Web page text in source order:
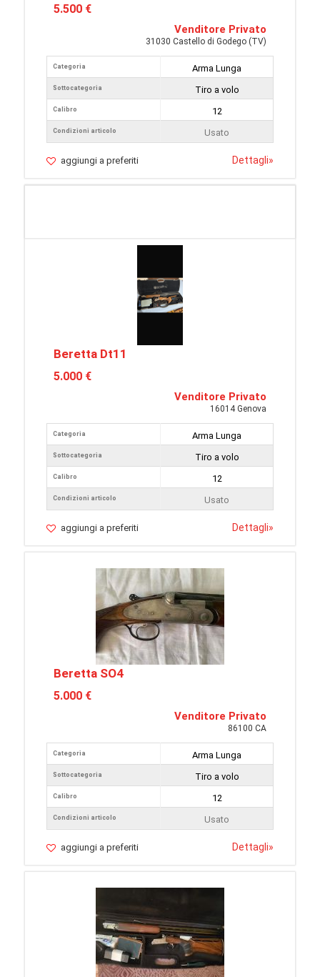
5.500 €
Venditore Privato
31030 Castello di Godego (TV)
Categoria
Sottocategoria
Calibro
Condizioni articolo
Arma Lunga
Tiro a volo
12
Usato
aggiungi a preferiti Dettagli»
Beretta Dt11
5.000 €
Venditore Privato
16014 Genova
Categoria
Sottocategoria
Calibro
Condizioni articolo
Arma Lunga
Tiro a volo
12
Usato
aggiungi a preferiti Dettagli»
Beretta SO4
5.000 €
Venditore Privato
86100 CA
Categoria
Sottocategoria
Calibro
Condizioni articolo
Arma Lunga
Tiro a volo
12
Usato
aggiungi a preferiti Dettagli»